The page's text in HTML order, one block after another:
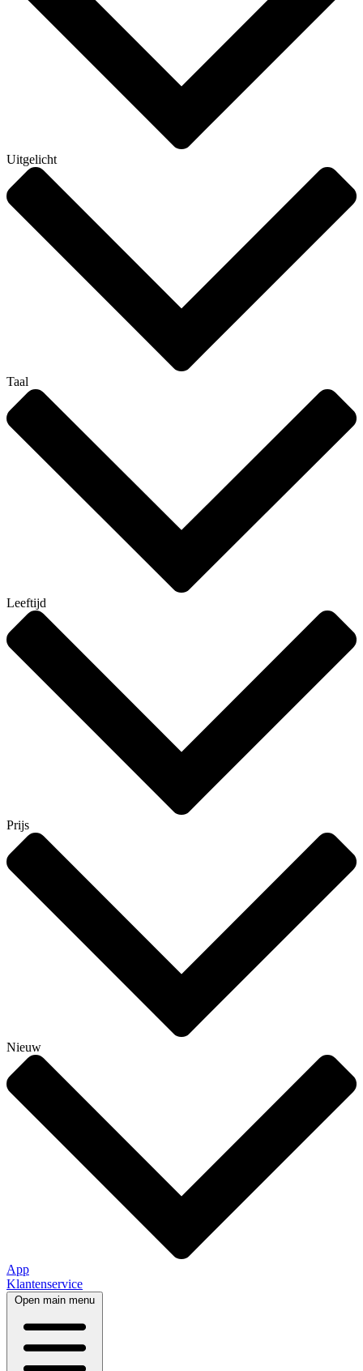
Uitgelicht
Taal
Leeftijd
Prijs
Nieuw
App
Klantenservice
Open main menu